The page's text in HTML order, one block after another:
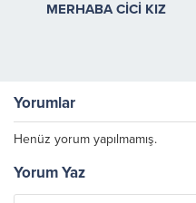
MERHABA CİCİ KIZ
Yorumlar
Henüz yorum yapılmamış.
Yorum Yaz